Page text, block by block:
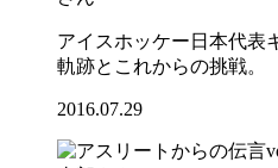
アイスホッケー日本代表
軌跡とこれからの挑戦。
2016.07.29